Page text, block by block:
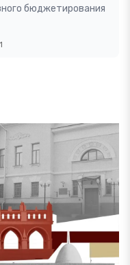
бюджетирования